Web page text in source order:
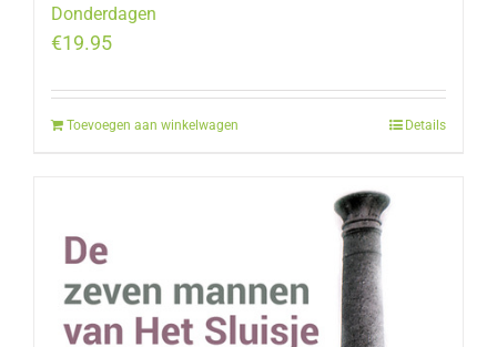
Donderdagen
€19.95
Toevoegen aan winkelwagen Details